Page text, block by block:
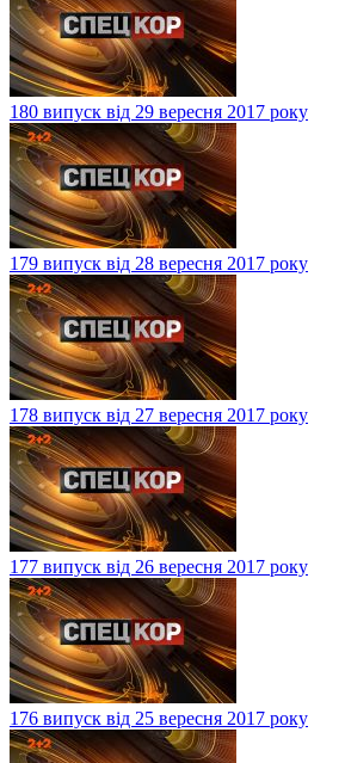
180 випуск від 29 вересня 2017 року
179 випуск від 28 вересня 2017 року
178 випуск від 27 вересня 2017 року
177 випуск від 26 вересня 2017 року
176 випуск від 25 вересня 2017 року